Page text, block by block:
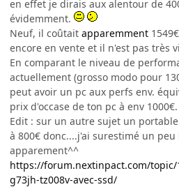
en effet je dirais aux alentour de
évidemment.
Neuf, il coûtait apparemment
encore en vente et il n'est pas très
En comparant le niveau de
actuellement (grosso modo pour
peut avoir un pc aux perfs env.
prix d'occase de ton pc à env 1000€.
Edit : sur un autre sujet un
à 800€ donc....j'ai surestimé un
apparement^^
https://forum.nextinpact.com/topic/
g73jh-tz008v-avec-ssd/